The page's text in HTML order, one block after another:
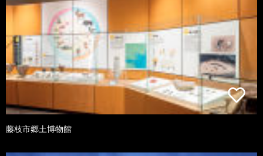
藤枝市郷土博物館